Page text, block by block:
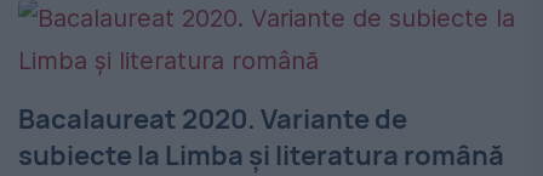
Bacalaureat 2020. Variante de
subiecte la Limba și literatura română